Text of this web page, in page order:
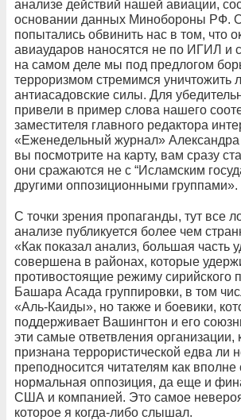
анализе действий нашей авиации,
основании данных Минобороны РФ.
попытались обвинить нас в том, что
авиаударов наносятся не по ИГИЛ и
на самом деле мы под предлогом
терроризмом стремимся уничтожить
антиасадовские силы. Для
привели в пример слова нашего
заместителя главного редактора
«Еженедельный журнал» Александра
вы посмотрите на карту, вам сразу
они сражаются не с “Исламским
другими оппозиционными группами».
С точки зрения пропаганды, тут все
анализе публикуется более чем
«Как показал анализ, большая часть
совершена в районах, которые
противостоящие режиму сирийского
Башара Асада группировки, в том
«Аль-Каиды», но также и боевики,
поддерживает Вашингтон и его
эти самые ответвления организации,
признана террористической едва ли
преподносится читателям как вполне
нормальная оппозиция, да еще и
США и компанией. Это самое
которое я когда-либо слышал.